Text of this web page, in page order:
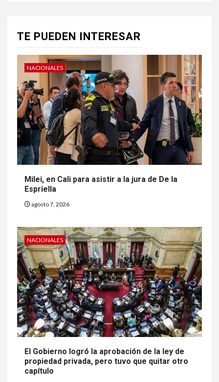
TE PUEDEN INTERESAR
NACIONALES
Milei, en Cali para asistir a la jura de De la
Espriella
agosto 7, 2026
NACIONALES
El Gobierno logró la aprobación de la ley de
propiedad privada, pero tuvo que quitar otro
capítulo